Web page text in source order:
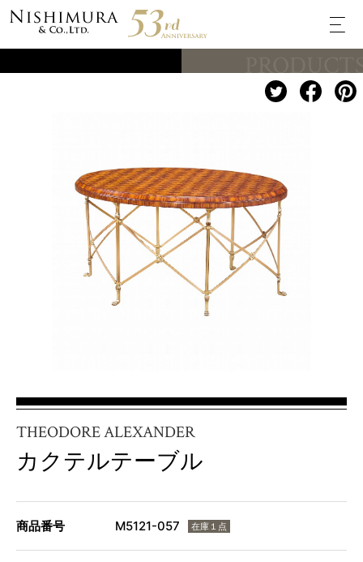
THEODORE ALEXANDER
カクテルテーブル
商品番号 M5121-057 在庫１点